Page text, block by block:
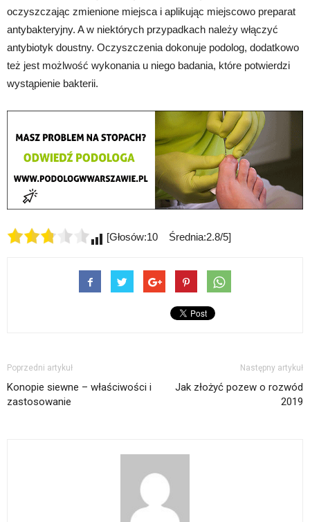
oczyszczając zmienione miejsca i aplikując miejscowo preparat
antybakteryjny. A w niektórych przypadkach należy włączyć
antybiotyk doustny. Oczyszczenia dokonuje podolog, dodatkowo
też jest możlwość wykonania u niego badania, które potwierdzi
wystąpienie bakterii.
[Głosów:10 Średnia:2.8/5]
Poprzedni artykuł
Konopie siewne – właściwości i
zastosowanie
Następny artykuł
Jak złożyć pozew o rozwód
2019